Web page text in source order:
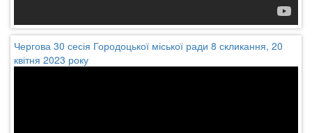
Чергова 30 сесія Городоцької міської ради 8 скликання, 20
квітня 2023 року